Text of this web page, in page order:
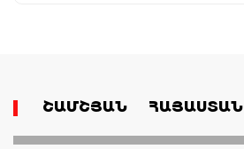
ՇԱՄՇՅԱՆ ՀԱՅԱՍՏԱՆ